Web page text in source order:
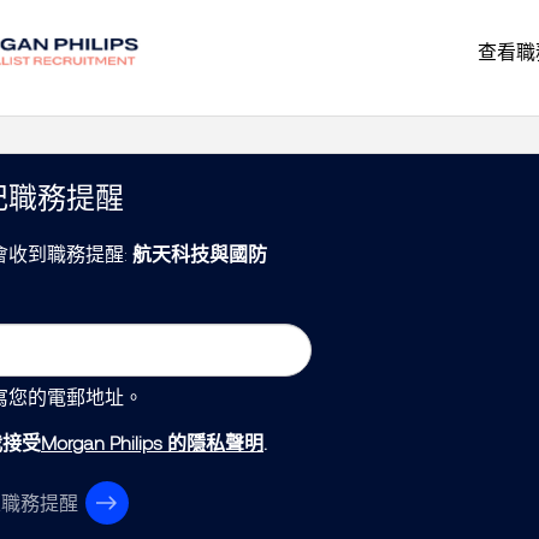
查看
職務提醒
收到職務提醒: 航天科技與國防
您的電郵地址。
受Morgan Philips 的隱私聲明
務提醒